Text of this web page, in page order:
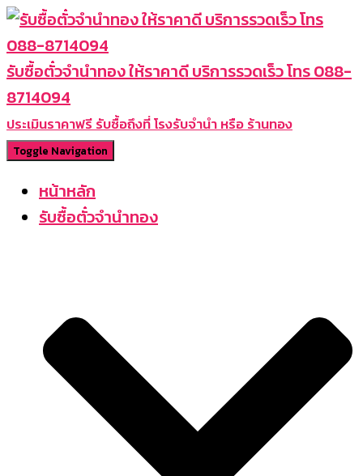
รับซื้อตั๋วจำนำทอง ให้ราคาดี บริการรวดเร็ว โทร 088-
8714094
ประเมินราคาฟรี รับซื้อถึงที่ โรงรับจำนำ หรือ ร้านทอง
Toggle Navigation
หน้าหลัก
รับซื้อตั๋วจำนำทอง